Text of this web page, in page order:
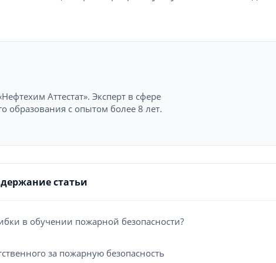
Аттестат». Эксперт в сфере
образования с опытом более 8 лет.
статьи
в обучении пожарной безопасности?
за пожарную безопасность